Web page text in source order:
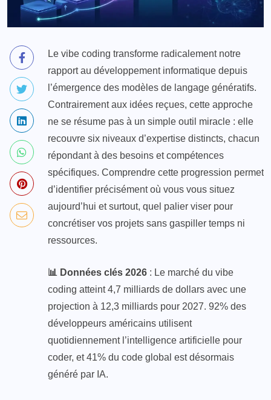
Le vibe coding transforme radicalement notre
rapport au développement informatique depuis
l’émergence des modèles de langage génératifs.
Contrairement aux idées reçues, cette approche
ne se résume pas à un simple outil miracle : elle
recouvre six niveaux d’expertise distincts, chacun
répondant à des besoins et compétences
spécifiques. Comprendre cette progression permet
d’identifier précisément où vous vous situez
aujourd’hui et surtout, quel palier viser pour
concrétiser vos projets sans gaspiller temps ni
ressources.
📊 Données clés 2026 : Le marché du vibe
coding atteint 4,7 milliards de dollars avec une
projection à 12,3 milliards pour 2027. 92% des
développeurs américains utilisent
quotidiennement l’intelligence artificielle pour
coder, et 41% du code global est désormais
généré par IA.